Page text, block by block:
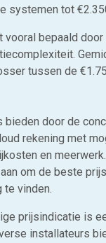
systemen tot
vooral bepaald
tussen de
bieden door de
rekening met
en
om de beste
te vinden.
prijsindicatie is
installateurs